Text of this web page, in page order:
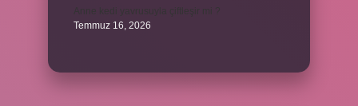
Temmuz 16, 2026